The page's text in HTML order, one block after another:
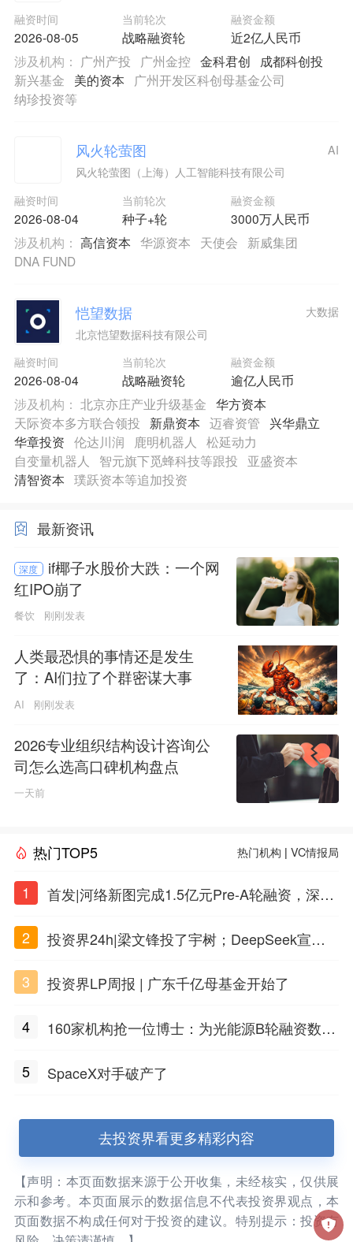
融资时间
2026-08-05
当前轮次
战略融资轮
融资金额
近2亿人民币
涉及机构： 广州产投 广州金控 金科君创
成都科创投
新兴基金
美的资本
广州开发区科创母基金公司
纳珍投资等
风火轮萤图
风火轮萤图（上海）人工智能科技有限公司
融资时间
2026-08-04
当前轮次
种子+轮
融资金额
3000万人民币
AI
涉及机构： 高信资本 华源资本 天使会
新威集团
DNA FUND
恺望数据
北京恺望数据科技有限公司
融资时间
2026-08-04
当前轮次
战略融资轮
融资金额
逾亿人民币
大数据
涉及机构： 北京亦庄产业升级基金 华方资本
天际资本多方联合领投
新鼎资本 迈睿资管
兴华鼎立
华章投资 伦达川润 鹿明机器人
松延动力
自变量机器人
智元旗下觅蜂科技等跟投
亚盛资本
清智资本 璞跃资本等追加投资
最新资讯
深度
if椰子水股价大跌：一个网
红IPO崩了
餐饮 刚刚发表
人类最恐惧的事情还是发生
了：AI们拉了个群密谋大事
AI 刚刚发表
2026专业组织结构设计咨询公
司怎么选高口碑机构盘点
一天前
热门TOP5 热门机构 |VC情报局
1
首发|河络新图完成1.5亿元Pre-A轮融资，深耕i
2
投资界24h|梁文锋投了宇树；DeepSeek宣布
3
投资界LP周报 | 广东千亿母基金开始了
4
160家机构抢一位博士：为光能源B轮融资数亿
5
SpaceX对手破产了
去投资界看更多精彩内容
【声明：本页面数据来源于公开收集，未经核实，仅供展
示和参考。本页面展示的数据信息不代表投资界观点，本
页面数据不构成任何对于投资的建议。特别提示：投资有